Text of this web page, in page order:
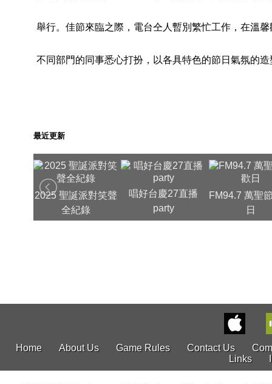
舉行。佳節來臨之際，電台仝人暫別繁忙工作，在溫
不同部門的同事悉心打扮，以各具特色的節日氣氛的
最近更新
2025 聖誕派對笑聲
全紀錄
唱好台慶27直播
party
FM94.7 萬聖
日
Home About Us Game Rules Contact Us
Links